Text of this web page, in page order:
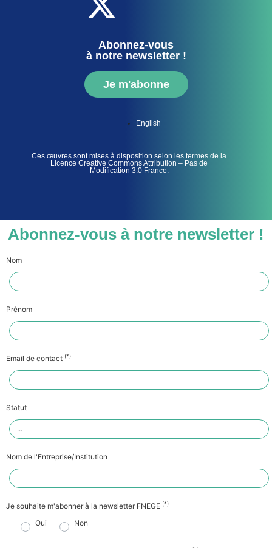
Abonnez-vous
à notre newsletter !
Je m'abonne
English
Ces œuvres sont mises à disposition selon les termes de la
Licence Creative Commons Attribution – Pas de
Modification 3.0 France.
Abonnez-vous à notre newsletter !
Nom
Prénom
Email de contact (*)
Statut
Nom de l'Entreprise/Institution
Je souhaite m'abonner à la newsletter FNEGE (*)
Oui Non